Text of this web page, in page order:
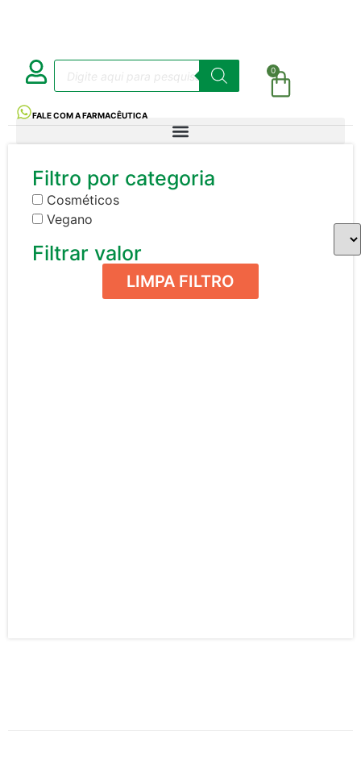
0
FALE COM A FARMACÊUTICA
Filtro por categoria
Cosméticos
Vegano
Filtrar valor
LIMPA FILTRO